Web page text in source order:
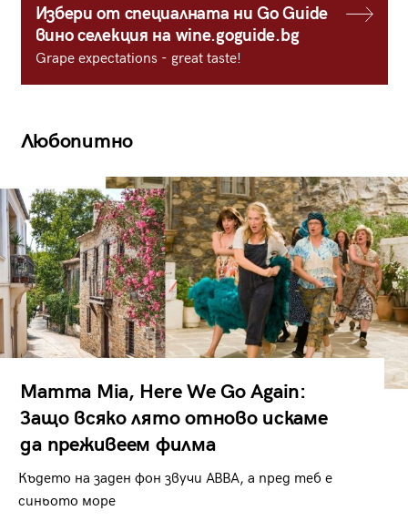
Избери от специалната ни Go Guide
вино селекция на wine.goguide.bg
Grape expectations - great taste!
Любопитно
Mamma Mia, Here We Go Again:
Защо всяко лято отново искаме
да преживеем филма
Където на заден фон звучи ABBA, а пред теб е
синьото море